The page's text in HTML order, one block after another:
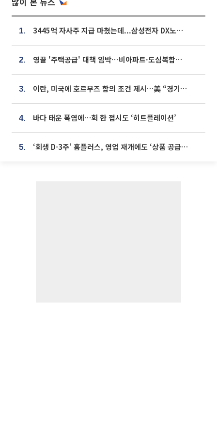
1. 3445억 자사주 지급 마쳤는데...삼성전자 DX노조, 뒤늦은 '떼쓰기 집회'
2. 영끌 '주택공급' 대책 임박⋯비아파트·도심복합까지 총동원
3. 이란, 미국에 호르무즈 합의 조건 제시…美 “경기 아직 안 끝나” [종합]
4. 바다 태운 폭염에…회 한 접시도 ‘히트플레이션’
5. ‘회생 D-3주’ 홈플러스, 영업 재개에도 ‘상품 공급망’ 복구가 생존 관건